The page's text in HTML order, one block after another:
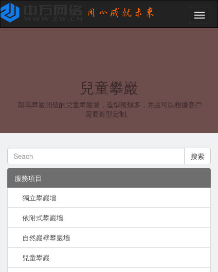
兒童攀巖
朗瑪攀巖開發的兒童攀巖墻，造型種類多，并且可以根據客戶
需要造型定制。
搜索
服務項目
獨立攀巖墻
依附式攀巖墻
自然巖壁攀巖墻
兒童攀巖